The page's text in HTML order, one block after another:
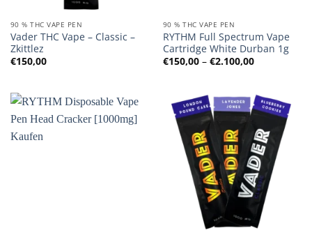
90 % THC VAPE PEN
Vader THC Vape – Classic –
Zkittlez
€150,00
90 % THC VAPE PEN
RYTHM Full Spectrum Vape
Cartridge White Durban 1g
€150,00 – €2.100,00
€150,00